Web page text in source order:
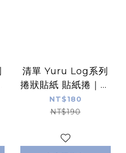
清單 Yuru Log系列
捲狀貼紙 貼紙捲｜日
本Midori
NT$180
NT$190